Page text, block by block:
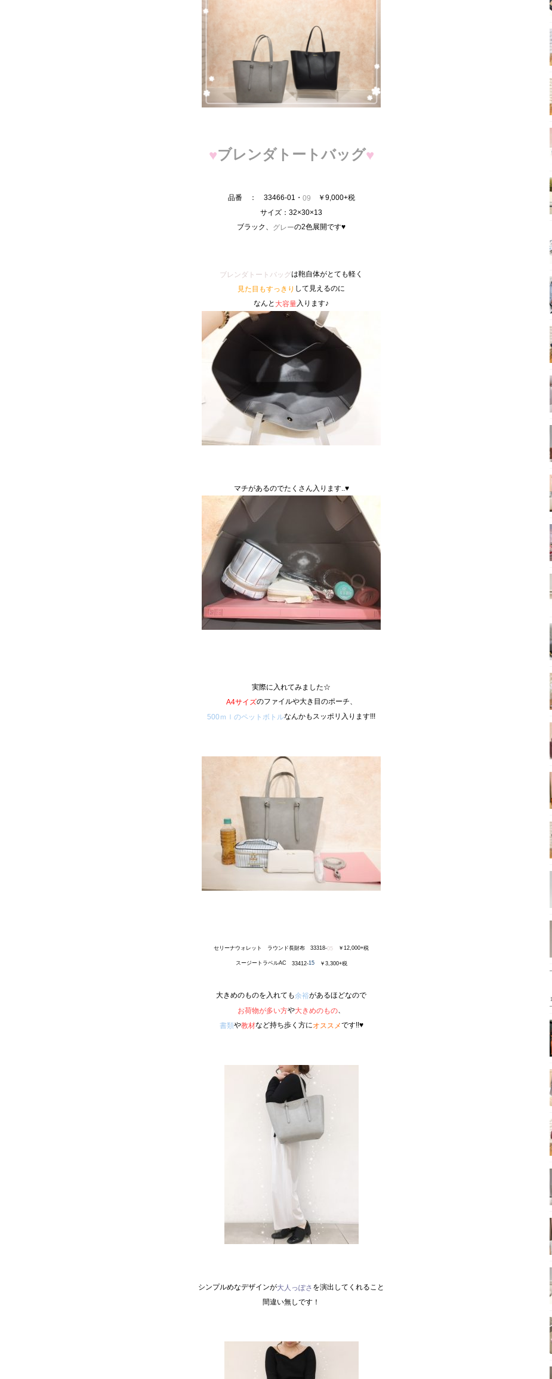
♥ブレンダトートバッグ♥
品番 ： 33466-01・ 09
￥9,000+税
サイズ：32×30×13
ブラック、 グレーの2色展開です♥
ブレンダトートバッグは鞄自体がとても軽く
見た目もすっきり して見えるのに
なんと 大容量 入ります♪
マチがあるのでたくさん入ります..♥
実際に入れてみました☆
A4サイズのファイルや大き目のポーチ、
500ｍｌのペットボトルなんかもスッポリ入ります!!!
セリーナウォレット ラウンド長財布 33318-05 ￥12,000+税
スージートラベルAC 33412-15 ￥3,300+税
大きめのものを入れても余裕があるほどなので
お荷物が多い方や大きめのもの
書類や教材など持ち歩く方にオススメです!!♥
シンプルめなデザインが大人っぽさ を演出してくれること
間違い無しです！